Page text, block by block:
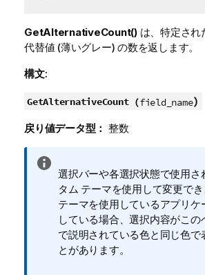
GetAlternativeCount() は、特定され
代替値 (薄いグレー) の数を返します。
構文:
GetAlternativeCount (field_name)
戻り値データ型： 整数
報
メ
モ
選択バーや各選択状態で使用さ
タム テーマを使用して変更で
テーマを使用しているアプリケ
している場合、選択内容がこの
で説明されている色と同じ色で
とがあります。